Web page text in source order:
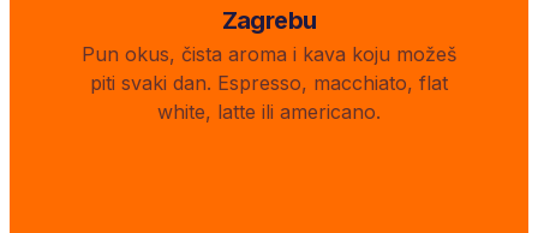
Zagrebu
Pun okus, čista aroma i kava koju možeš
piti svaki dan. Espresso, macchiato, flat
white, latte ili americano.